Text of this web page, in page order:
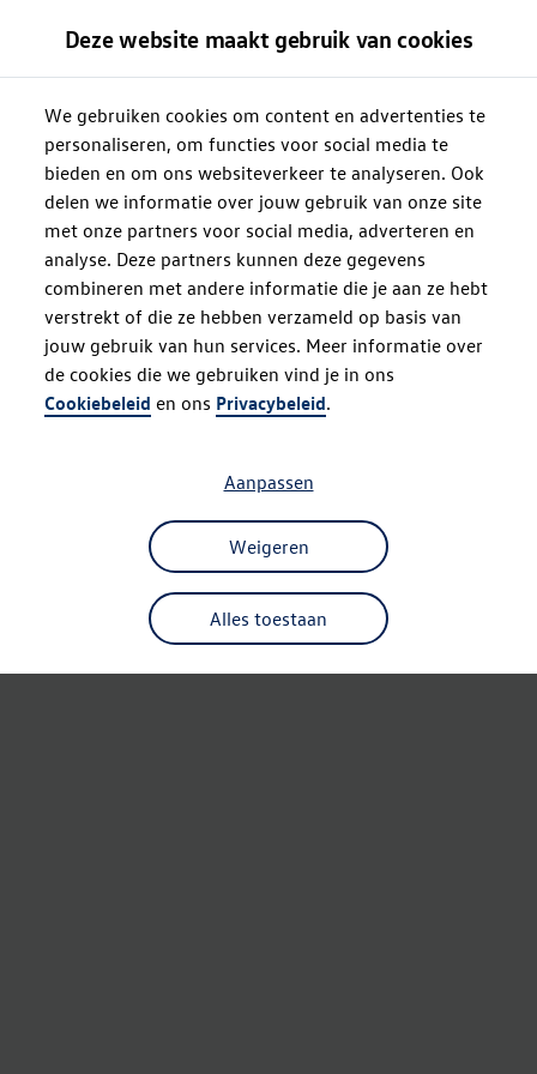
Deze website maakt gebruik van cookies
We gebruiken cookies om content en advertenties te
personaliseren, om functies voor social media te
bieden en om ons websiteverkeer te analyseren. Ook
delen we informatie over jouw gebruik van onze site
met onze partners voor social media, adverteren en
analyse. Deze partners kunnen deze gegevens
combineren met andere informatie die je aan ze hebt
verstrekt of die ze hebben verzameld op basis van
jouw gebruik van hun services. Meer informatie over
de cookies die we gebruiken vind je in ons
Cookiebeleid en ons Privacybeleid.
Alles toestaan
Weigeren
Aanpassen
Oops!
Something went wrong. Please try
refreshing the app
Refresh